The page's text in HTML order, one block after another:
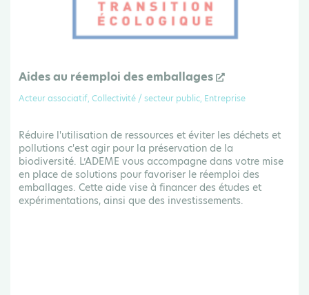
Aides au réemploi des emballages
Acteur associatif, Collectivité / secteur public, Entreprise
Réduire l'utilisation de ressources et éviter les déchets et
pollutions c'est agir pour la préservation de la
biodiversité. L’ADEME vous accompagne dans votre mise
en place de solutions pour favoriser le réemploi des
emballages. Cette aide vise à financer des études et
expérimentations, ainsi que des investissements.